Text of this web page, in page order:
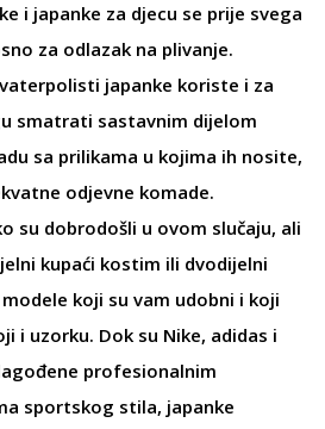
i japanke za djecu se prije svega
za odlazak na plivanje.
japanke koriste i za
smatrati sastavnim dijelom
sa prilikama u kojima ih nosite,
odjevne komade.
su dobrodošli u ovom slučaju, ali
kupaći kostim ili dvodijelni
koji su vam udobni i koji
i uzorku. Dok su Nike, adidas i
profesionalnim
sportskog stila, japanke